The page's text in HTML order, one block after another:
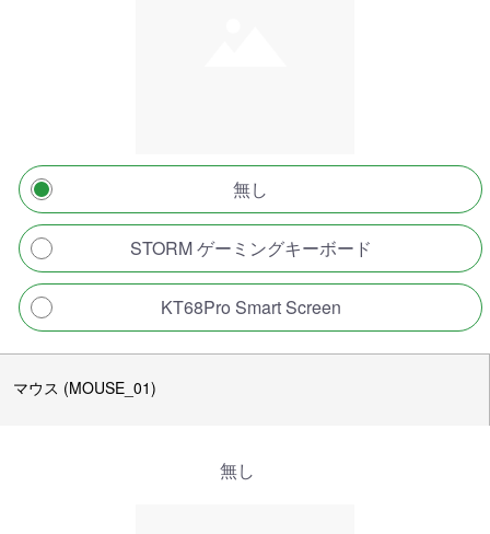
無し
STORM ゲーミングキーボード
KT68Pro Smart Screen
マウス (MOUSE_01)
無し